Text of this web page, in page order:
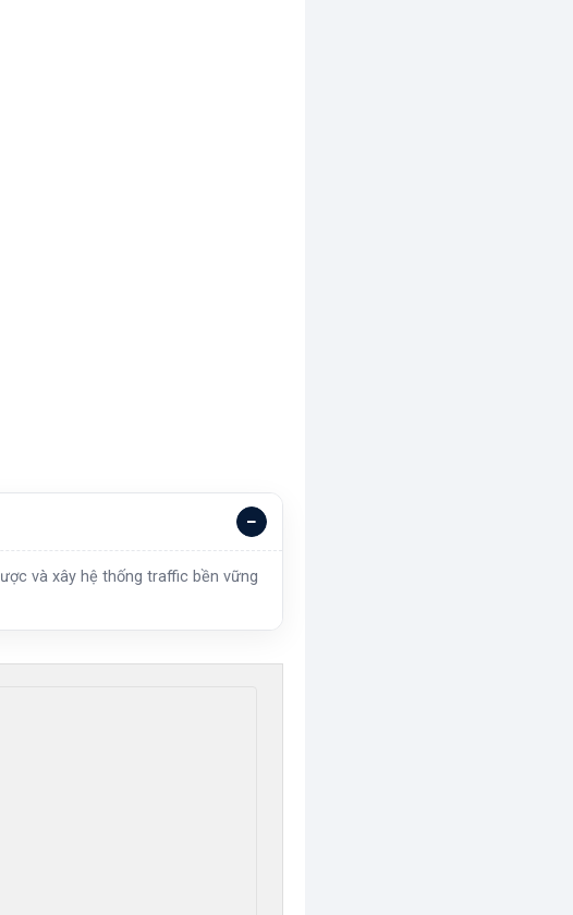
và xây hệ thống traffic bền vững